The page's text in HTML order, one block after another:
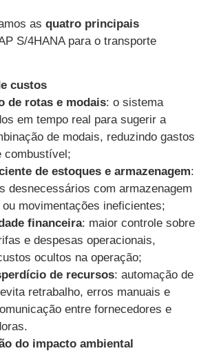
as quatro principais
S/4HANA para o transporte
custos
de rotas e modais: o sistema
em tempo real para sugerir a
de modais, reduzindo gastos
combustível;
de estoques e armazenagem:
desnecessários com armazenagem
ou movimentações ineficientes;
financeira: maior controle sobre
e despesas operacionais,
ocultos na operação;
de recursos: automação de
retrabalho, erros manuais e
entre fornecedores e
do impacto ambiental